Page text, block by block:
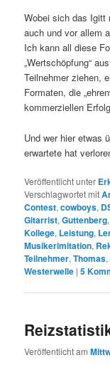
Wobei sich das Igitt
auch und vor allem
Ich kann all diese
„Wertschöpfung“
Teilnehmer ziehen,
Formaten, die
kommerziellen
Und wer hier etwas
erwartete hat
Veröffentlicht unter
Verschlagwortet mit
Contest,cowboys,
Gitarrist,Guttenberg
Kollege, Leistung,
Musikerimitation,
Teilnehmer,Thomas,
Westerwelle |5
Veröffentlicht am